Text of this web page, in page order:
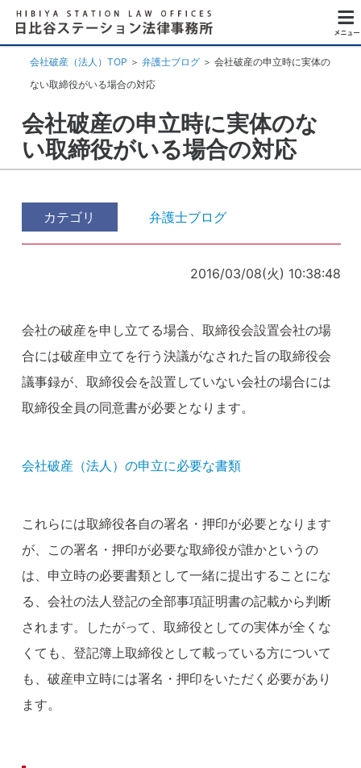
会社破産（法人）TOP ＞ 弁護士ブログ ＞ 会社破産の申立時に実体の
ない取締役がいる場合の対応
会社破産の申立時に実体のな
い取締役がいる場合の対応
カテゴリ 弁護士ブログ
2016/03/08(火) 10:38:48
会社の破産を申し立てる場合、取締役会設置会社の場
合には破産申立てを行う決議がなされた旨の取締役会
議事録が、取締役会を設置していない会社の場合には
取締役全員の同意書が必要となります。
会社破産（法人）の申立に必要な書類
これらには取締役各自の署名・押印が必要となります
が、この署名・押印が必要な取締役が誰かというの
は、申立時の必要書類として一緒に提出することにな
る、会社の法人登記の全部事項証明書の記載から判断
されます。したがって、取締役としての実体が全くな
くても、登記簿上取締役として載っている方について
も、破産申立時には署名・押印をいただく必要があり
ます。